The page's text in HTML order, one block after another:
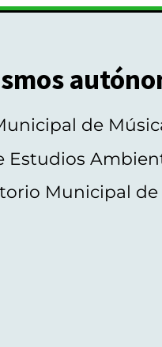
de
Estudios
Municipal